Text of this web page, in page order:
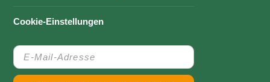
Cookie-Einstellungen